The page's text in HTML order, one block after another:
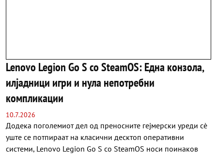
Lenovo Legion Go S со SteamOS: Една конзола,
илјадници игри и нула непотребни
компликации
10.7.2026
Додека поголемиот дел од преносните гејмерски уреди сè
уште се потпираат на класични десктоп оперативни
системи, Lenovo Legion Go S со SteamOS носи поинаков